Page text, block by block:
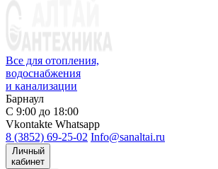
Все для отопления,
водоснабжения
и канализации
Барнаул
С 9:00 до 18:00
Vkontakte Whatsapp
8 (3852) 69-25-02 Info@sanaltai.ru
Личный
кабинет